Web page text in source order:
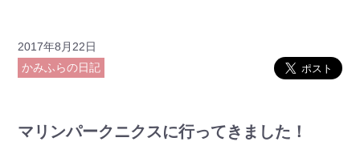
2017年8月22日
かみふらの日記
マリンパークニクスに行ってきました！